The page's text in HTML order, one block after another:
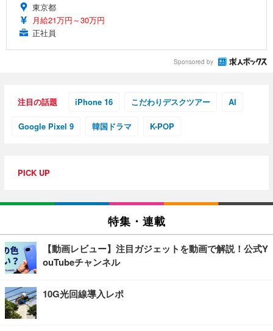
東京都
月給21万円～30万円
正社員
Sponsored by
注目の話題 iPhone 16 こだわりデスクツアー AI
Google Pixel 9 韓国ドラマ K-POP
PICK UP
特集・連載
【動画レビュー】注目ガジェットを動画で解説！公式Y
ouTubeチャンネル
10G光回線導入レポ